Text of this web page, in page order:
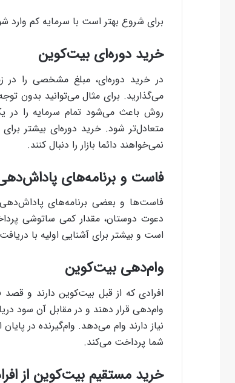
برای شروع بهتر است با سرمایه کم وارد
خرید دوره‌ای بیت‌کوین
در خرید دوره‌ای، مبلغ مشخصی را در
روش باعث می‌شود تمام سرمایه را در
متعادل‌تر شود. خرید دوره‌ای بیشتر
نمی‌خواهند دائما بازار را دنبال کنند.
فاست و برنامه‌های
فاست‌ها و بعضی برنامه‌های پاداش‌دهی
دعوت دوستان، مقدار کمی ساتوشی
است و بیشتر برای آشنایی اولیه با
وام‌دهی بیت‌کوین
افرادی که از قبل بیت‌کوین دارند و قصد
وام‌دهی قرار دهند و در مقابل آن سود
نیاز دارند وام می‌دهد. وام‌گیرنده در
شما پرداخت می‌کند.
خرید مستقیم بیت‌کوین از